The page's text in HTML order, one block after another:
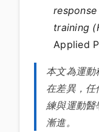
training
Applied
本文為運
在差異，
練與運動
漸進。